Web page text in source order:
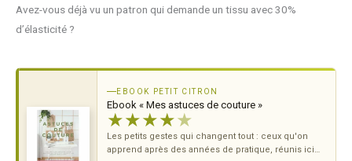
Avez-vous déjà vu un patron qui demande un tissu avec 30%
d’élasticité ?
EBOOK PETIT CITRON
Ebook « Mes astuces de couture »
★★★★★
Les petits gestes qui changent tout : ceux qu'on
apprend après des années de pratique, réunis ici